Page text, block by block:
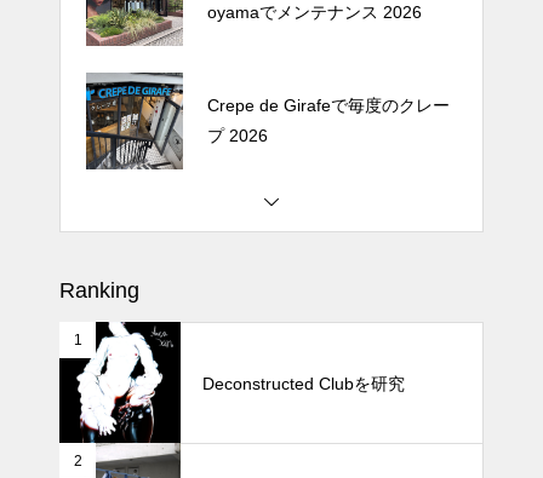
oyamaでメンテナンス 2026
Crepe de Girafeで毎度のクレー
プ 2026
oyamaでメンテナンス 2026
Ranking
1
Deconstructed Clubを研究
2